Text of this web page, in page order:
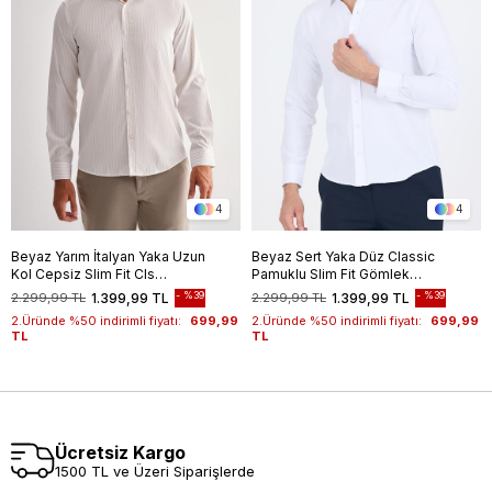
4
Beyaz Yarım İtalyan Yaka Uzun
Kol Cepsiz Slim Fit Cls
Gömlek 1004255174
1.399,99 TL
2.299,99 TL %39
2.Üründe %50 indirimli fiyatı:
699,99
TL
4
Beyaz Sert Yaka Düz Classic
Pamuklu Slim Fit Gömlek
1004250214 1.399,99 TL
2.299,99 TL %39
2.Üründe %50 indirimli fiyatı:
699,99
TL
Ücretsiz Kargo
1500 TL ve Üzeri Siparişlerde